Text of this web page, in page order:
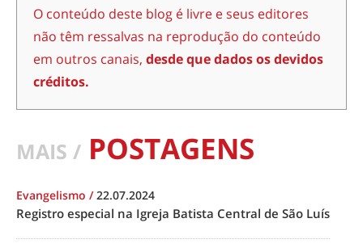
O conteúdo deste blog é livre e seus editores
não têm ressalvas na reprodução do conteúdo
em outros canais, desde que dados os devidos
créditos.
MAIS / POSTAGENS
Evangelismo /22.07.2024
Registro especial na Igreja Batista Central de São Luís